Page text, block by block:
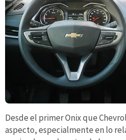
Desde el primer Onix que
aspecto, especialmente en lo